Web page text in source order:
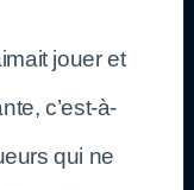
jouer et
c’est-à-
qui ne